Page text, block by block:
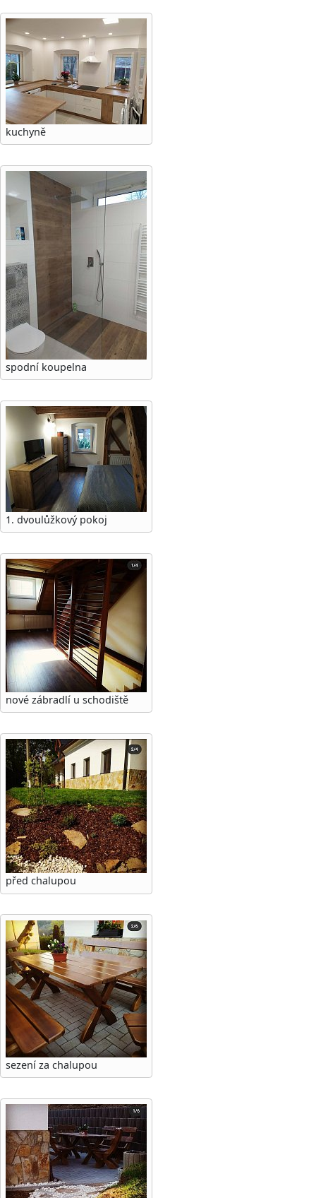
kuchyně
spodní koupelna
1. dvoulůžkový pokoj
nové zábradlí u schodiště
před chalupou
sezení za chalupou